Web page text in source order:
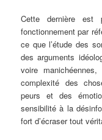
Cette dernière est
fonctionnement par
ce que l’étude des
des arguments
voire
complexité des
peurs et des
sensibilité à la
fort d’écraser tout